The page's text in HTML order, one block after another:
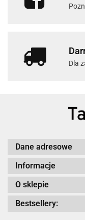
Dla
Dane adresowe
Informacje
O sklepie
Bestsellery: